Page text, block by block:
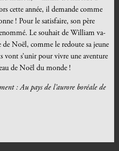
cette année, il demande comme
! Pour le satisfaire, son père
Le souhait de William va-
Noël, comme le redoute sa jeune
vont s’unir pour vivre une aventure
de Noël du monde !
: Au pays de l’aurore boréale de